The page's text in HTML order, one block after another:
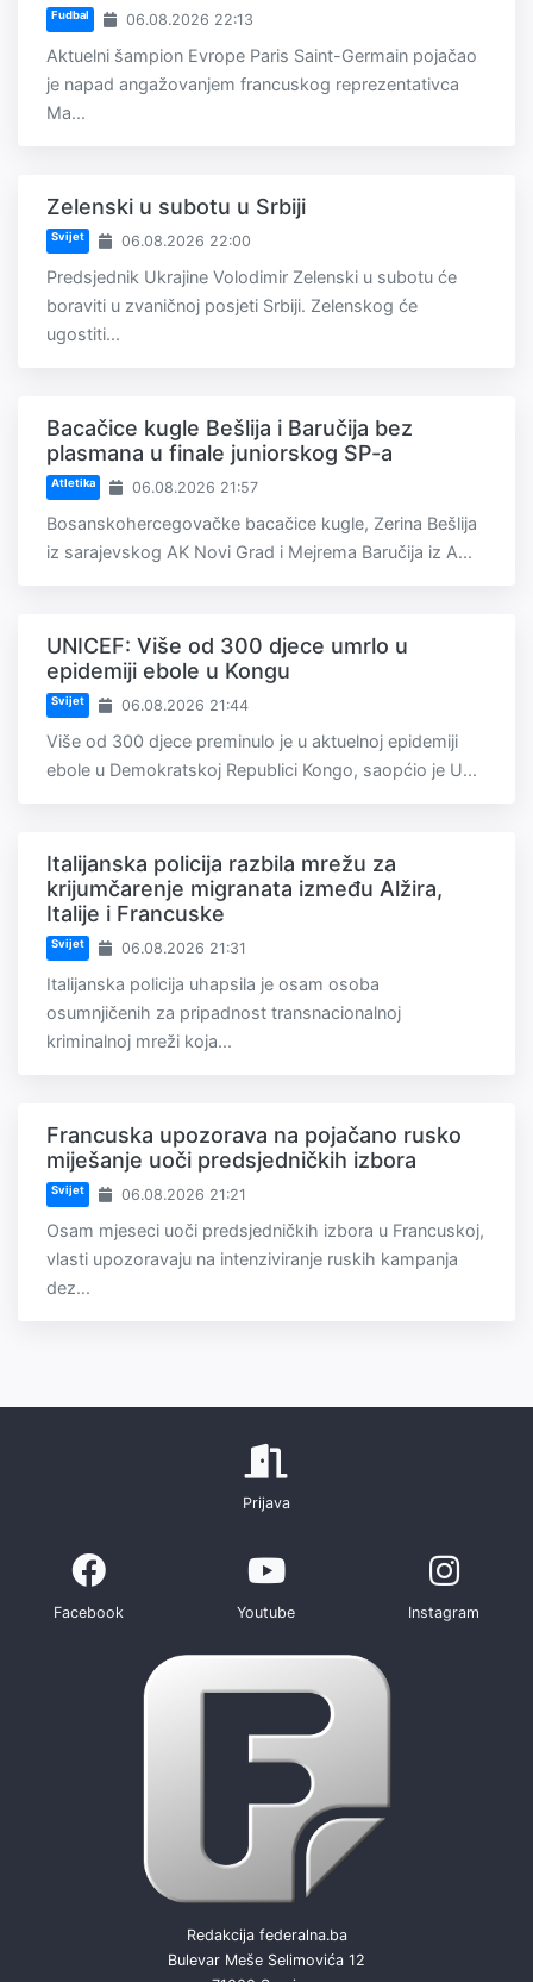
Fudbal 06.08.2026 22:13
Aktuelni šampion Evrope Paris Saint-Germain pojačao
je napad angažovanjem francuskog reprezentativca
Ma...
Zelenski u subotu u Srbiji
Svijet 06.08.2026 22:00
Predsjednik Ukrajine Volodimir Zelenski u subotu će
boraviti u zvaničnoj posjeti Srbiji. Zelenskog će
ugostiti...
Bacačice kugle Bešlija i Baručija bez
plasmana u finale juniorskog SP-a
Atletika 06.08.2026 21:57
Bosanskohercegovačke bacačice kugle, Zerina Bešlija
iz sarajevskog AK Novi Grad i Mejrema Baručija iz A...
UNICEF: Više od 300 djece umrlo u
epidemiji ebole u Kongu
Svijet 06.08.2026 21:44
Više od 300 djece preminulo je u aktuelnoj epidemiji
ebole u Demokratskoj Republici Kongo, saopćio je U...
Italijanska policija razbila mrežu za
krijumčarenje migranata između Alžira,
Italije i Francuske
Svijet 06.08.2026 21:31
Italijanska policija uhapsila je osam osoba
osumnjičenih za pripadnost transnacionalnoj
kriminalnoj mreži koja...
Francuska upozorava na pojačano rusko
miješanje uoči predsjedničkih izbora
Svijet 06.08.2026 21:21
Osam mjeseci uoči predsjedničkih izbora u Francuskoj,
vlasti upozoravaju na intenziviranje ruskih kampanja
dez...
Prijava
Facebook Youtube Instagram
Redakcija federalna.ba
Bulevar Meše Selimovića 12